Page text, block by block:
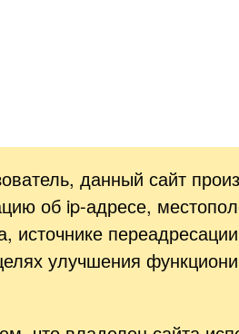
данный сайт
об ip-адресе,
источнике
улучшения